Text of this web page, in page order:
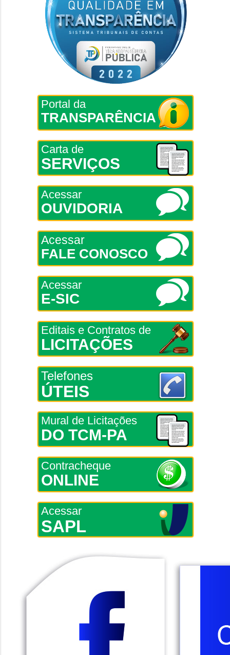
Portal da
TRANSPARÊNCIA
Carta de
SERVIÇOS
Acessar
OUVIDORIA
Acessar
FALE CONOSCO
Acessar
E-SIC
Editais e Contratos de
LICITAÇÕES
Telefones
ÚTEIS
Mural de Licitações
DO TCM-PA
Contracheque
ONLINE
Acessar
SAPL